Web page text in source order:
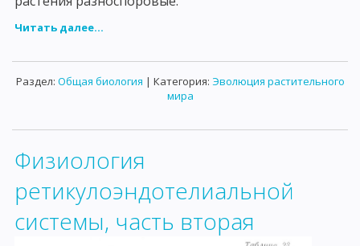
Читать далее...
Раздел: Общая биология | Категория: Эволюция растительного
мира
Физиология
ретикулоэндотелиальной
системы, часть вторая